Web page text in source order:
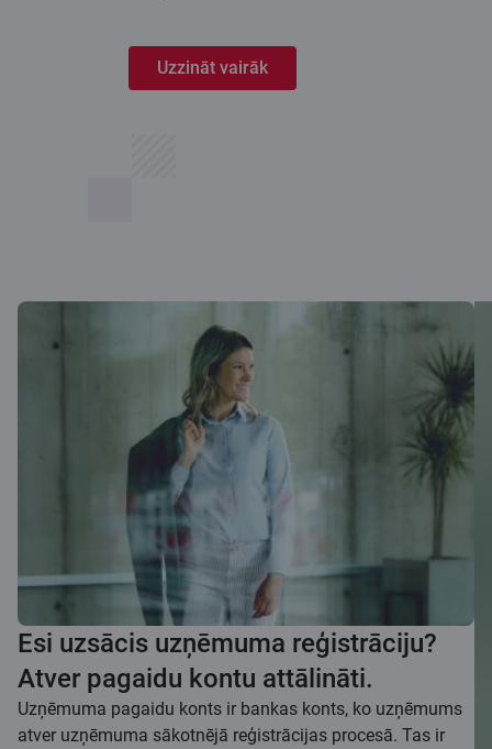
Uzzināt vairāk
Esi uzsācis uzņēmuma reģistrāciju?
Atver pagaidu kontu attālināti.
Uzņēmuma pagaidu konts ir bankas konts, ko uzņēmums
atver uzņēmuma sākotnējā reģistrācijas procesā. Tas ir